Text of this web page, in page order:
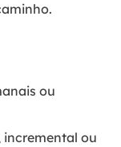
ou
ou